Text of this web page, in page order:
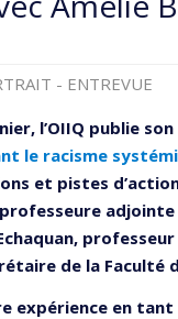
- ENTREVUE
l’OIIQ publie
le racisme
et pistes
de la Faculté
expérience en